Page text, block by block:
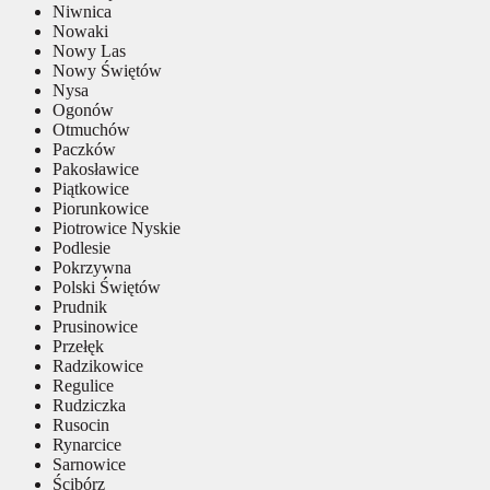
Niwnica
Nowaki
Nowy Las
Nowy Świętów
Nysa
Ogonów
Otmuchów
Paczków
Pakosławice
Piątkowice
Piorunkowice
Piotrowice Nyskie
Podlesie
Pokrzywna
Polski Świętów
Prudnik
Prusinowice
Przełęk
Radzikowice
Regulice
Rudziczka
Rusocin
Rynarcice
Sarnowice
Ścibórz